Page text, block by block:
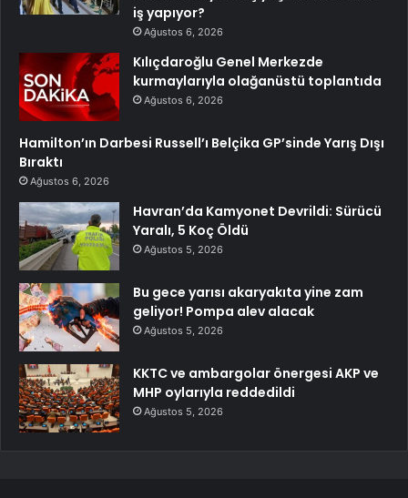
iş yapıyor?
Ağustos 6, 2026
Kılıçdaroğlu Genel Merkezde
kurmaylarıyla olağanüstü toplantıda
Ağustos 6, 2026
Hamilton’ın Darbesi Russell’ı Belçika GP’sinde Yarış Dışı
Bıraktı
Ağustos 6, 2026
Havran’da Kamyonet Devrildi: Sürücü
Yaralı, 5 Koç Öldü
Ağustos 5, 2026
Bu gece yarısı akaryakıta yine zam
geliyor! Pompa alev alacak
Ağustos 5, 2026
KKTC ve ambargolar önergesi AKP ve
MHP oylarıyla reddedildi
Ağustos 5, 2026